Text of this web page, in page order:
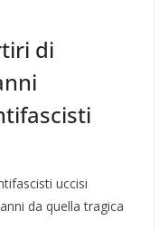
di
uccisi
da quella tragica